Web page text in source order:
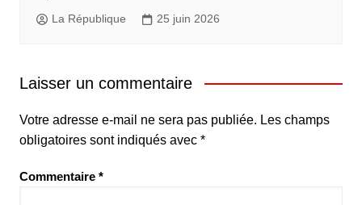
La République 25 juin 2026
Laisser un commentaire
Votre adresse e-mail ne sera pas publiée. Les champs
obligatoires sont indiqués avec *
Commentaire *